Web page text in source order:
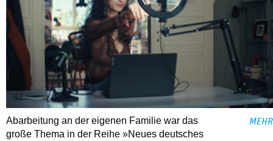
Abarbeitung an der eigenen Familie war das
große Thema in der Reihe »Neues deutsches
MEHR